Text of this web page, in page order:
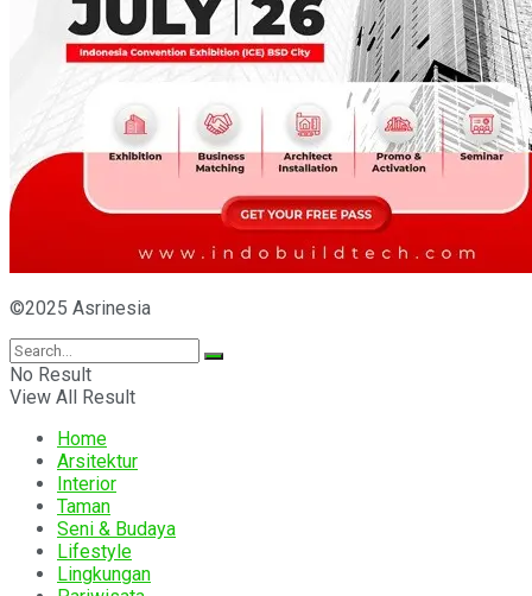
©2025 Asrinesia
No Result
View All Result
Home
Arsitektur
Interior
Taman
Seni & Budaya
Lifestyle
Lingkungan